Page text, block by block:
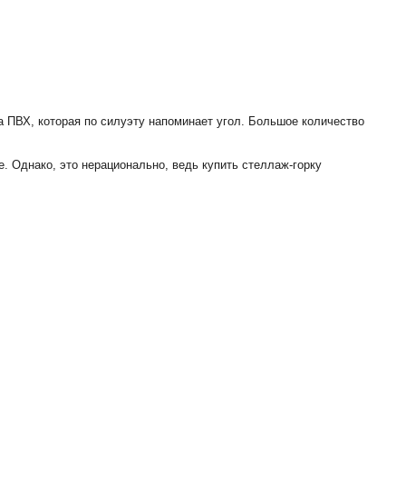
которая по силуэту напоминает угол. Большое количество
это нерационально, ведь купить стеллаж-горку